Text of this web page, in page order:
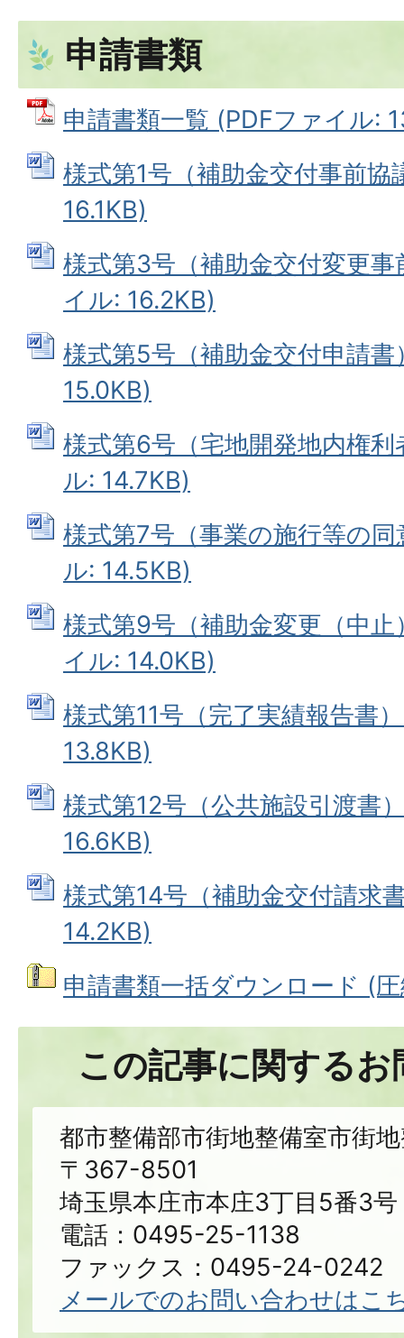
申請書類
申請書類一覧 (PDFファイル:
様式第1号（補助金交付事前
16.1KB)
様式第3号（補助金交付変更
イル: 16.2KB)
様式第5号（補助金交付申請
15.0KB)
様式第6号（宅地開発地内権
ル: 14.7KB)
様式第7号（事業の施行等の
ル: 14.5KB)
様式第9号（補助金変更（中
イル: 14.0KB)
様式第11号（完了実績報告書
13.8KB)
様式第12号（公共施設引渡書
16.6KB)
様式第14号（補助金交付請求
14.2KB)
申請書類一括ダウンロード (
この記事に関する
都市整備部市街地整備室市街
〒367-8501
埼玉県本庄市本庄3丁目5番3号
電話：0495-25-1138
ファックス：0495-24-0242
メールでのお問い合わせはこ